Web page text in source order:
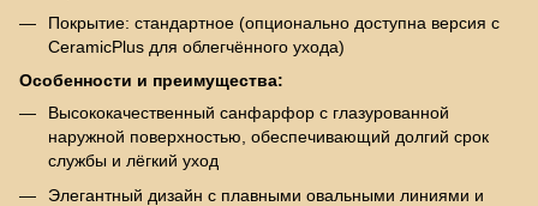
Покрытие: стандартное (опционально доступна версия с
CeramicPlus для облегчённого ухода)
Особенности и преимущества:
Высококачественный санфарфор с глазурованной
наружной поверхностью, обеспечивающий долгий срок
службы и лёгкий уход
Элегантный дизайн с плавными овальными линиями и